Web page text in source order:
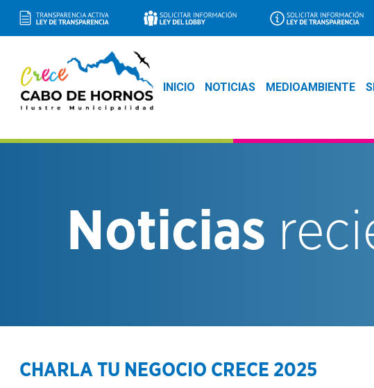
INICIO NOTICIAS MEDIOAMBIENTE
Noticias
CHARLA TU NEGOCIO CRECE 2025